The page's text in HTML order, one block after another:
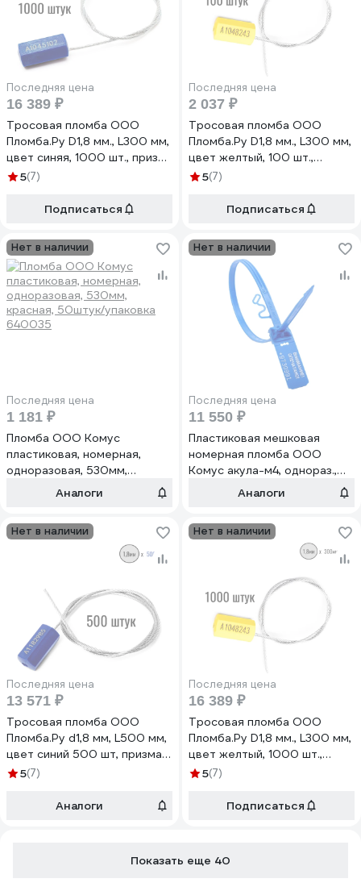
Последняя цена
16 389 ₽
Тросовая пломба ООО
Пломба.Ру D1,8 мм., L300 мм,
цвет синяя, 1000 шт., призма
1006488
5(7)
Подписаться
Последняя цена
2 037 ₽
Тросовая пломба ООО
Пломба.Ру D1,8 мм., L300 мм,
цвет желтый, 100 шт.,
призма 1006480
5(7)
Подписаться
Нет в наличии
Последняя цена
1 181 ₽
Пломба ООО Комус
пластиковая, номерная,
одноразовая, 530мм,
красная, 50штук/упаковка
Аналоги
Нет в наличии
Последняя цена
11 550 ₽
Пластиковая мешковая
номерная пломба ООО
Комус акула-м4, однораз.,
345мм,синяя,1000шт/уп
Аналоги
Нет в наличии
Последняя цена
13 571 ₽
Тросовая пломба ООО
Пломба.Ру d1,8 мм, L500 мм,
цвет синий 500 шт, призма
1006215
5(7)
Аналоги
Нет в наличии
Последняя цена
16 389 ₽
Тросовая пломба ООО
Пломба.Ру D1,8 мм., L300 мм,
цвет желтый, 1000 шт.,
призма 1006490
5(7)
Подписаться
Показать еще 40